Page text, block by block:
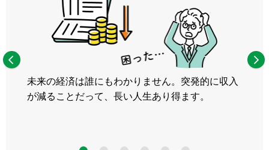
未来の経済は誰にもわかりません。突発的に収入
が減ることだって、長い人生あり得ます。